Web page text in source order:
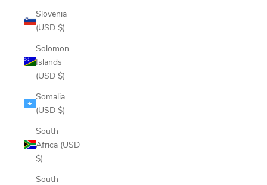
Slovenia
(USD $)
Solomon
Islands
(USD $)
Somalia
(USD $)
South
Africa (USD
$)
South